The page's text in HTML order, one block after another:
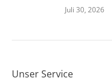
Juli 30, 2026
Unser Service